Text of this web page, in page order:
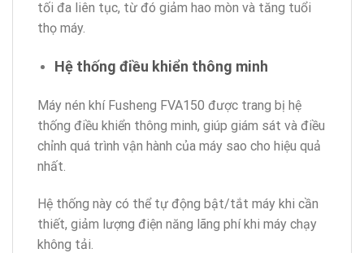
tối đa liên tục, từ đó giảm hao mòn và tăng tuổi
thọ máy.
Hệ thống điều khiển thông minh
Máy nén khí Fusheng FVA150 được trang bị hệ
thống điều khiển thông minh, giúp giám sát và điều
chỉnh quá trình vận hành của máy sao cho hiệu quả
nhất.
Hệ thống này có thể tự động bật/tắt máy khi cần
thiết, giảm lượng điện năng lãng phí khi máy chạy
không tải.